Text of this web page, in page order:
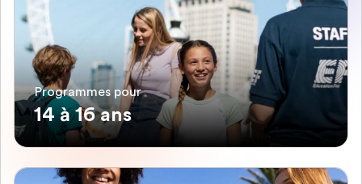
Programmes pour
14 à 16 ans